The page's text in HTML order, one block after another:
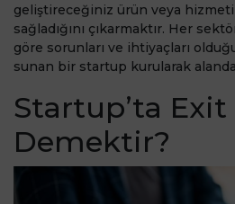
geliştireceğiniz ürün veya
sağladığını çıkarmaktır. Her
göre sorunları ve ihtiyaçları
sunan bir startup kurularak
Startup’ta Exit
Demektir?